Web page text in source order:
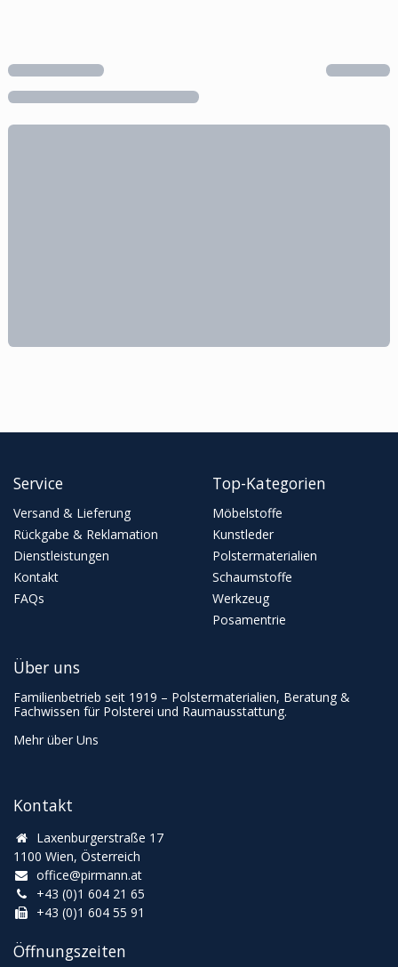
Service
Versand & Lieferung
Rückgabe & Reklamation
Dienstleistungen
Kontakt
FAQs
Top-Kategorien
Möbelstoffe
Kunstleder
Polstermaterialien
Schaumstoffe
Werkzeug
Posamentrie
Kontakt
Laxenburgerstraße 17
1100 Wien, Österreich
office@pirmann.at
+43 (0)1 604 21 65
+43 (0)1 604 55 91
Öffnungszeiten
Über uns
Familienbetrieb seit 1919 – Polstermaterialien, Beratung &
Fachwissen für Polsterei und Raumausstattung.
Mehr über Uns